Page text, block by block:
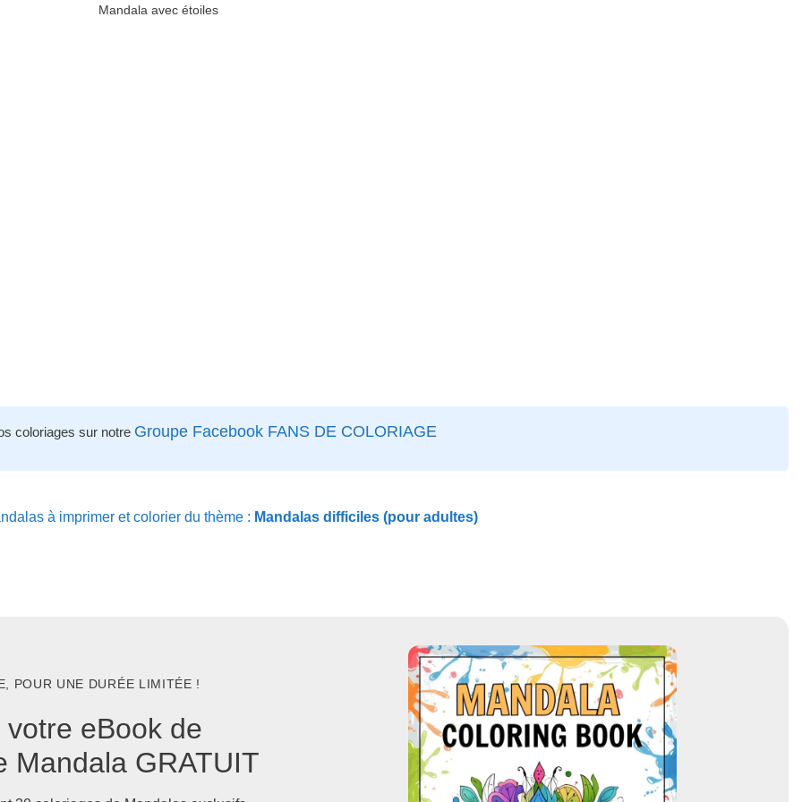
Mandala avec étoiles
coloriages sur notre Groupe Facebook FANS DE COLORIAGE
à imprimer et colorier du thème : Mandalas difficiles (pour adultes)
POUR UNE DURÉE LIMITÉE !
eBook de
Mandala GRATUIT